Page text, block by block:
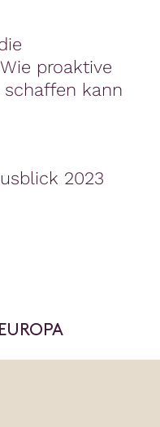
proaktive
kann
2023